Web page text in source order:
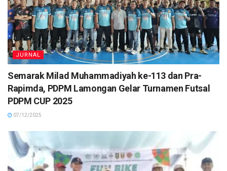
JURNAL
Semarak Milad Muhammadiyah ke-113 dan Pra-
Rapimda, PDPM Lamongan Gelar Turnamen Futsal
PDPM CUP 2025
07/12/2025